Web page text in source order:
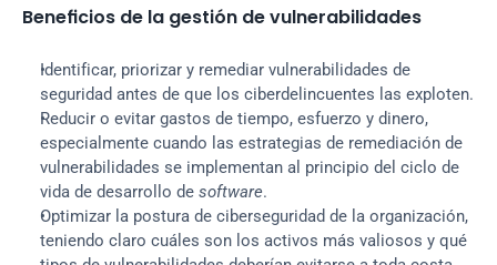
Beneficios de la gestión de vulnerabilidades
Identificar, priorizar y remediar vulnerabilidades de
seguridad antes de que los ciberdelincuentes las exploten.
Reducir o evitar gastos de tiempo, esfuerzo y dinero,
especialmente cuando las estrategias de remediación de
vulnerabilidades se implementan al principio del ciclo de
vida de desarrollo de software.
Optimizar la postura de ciberseguridad de la organización,
teniendo claro cuáles son los activos más valiosos y qué